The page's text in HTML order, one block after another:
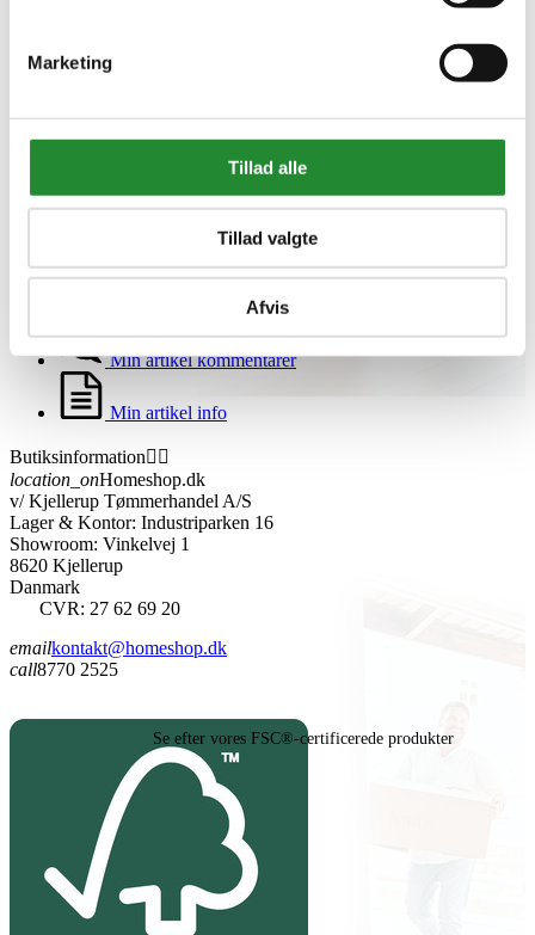
Marketing
Tillad alle
Tillad valgte
Afvis
Blog
Min konto
Returnerede køb
Adresser
Rabatkuponer
Min artikel kommentarer
Min artikel info
Butiksinformation 
location_onHomeshop.dk
v/ Kjellerup Tømmerhandel A/S
Lager & Kontor: Industriparken 16
Showroom: Vinkelvej 1
8620 Kjellerup
Danmark
CVR: 27 62 69 20
emailkontakt@homeshop.dk
call8770 2525
Se efter vores FSC®-certificerede produkter